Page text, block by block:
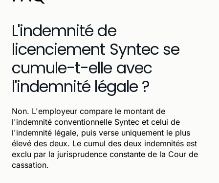
L'indemnité de
licenciement Syntec se
cumule-t-elle avec
l'indemnité légale ?
Non. L'employeur compare le montant de
l'indemnité conventionnelle Syntec et celui de
l'indemnité légale, puis verse uniquement le plus
élevé des deux. Le cumul des deux indemnités est
exclu par la jurisprudence constante de la Cour de
cassation.